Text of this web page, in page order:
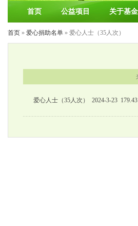
首页 公益项目 关于基
首页 » 爱心捐助名单 » 爱心人士（35人次）
爱心人士（35人次） 2024-3-23